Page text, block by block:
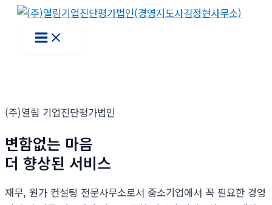
뛰
Main
Menu
(주)열림 기업진단평가법인
변함없는 마음
더 향상된 서비스
재무, 원가 컨설팅 전문사무소로서 중소기업에서 꼭 필요한 경영